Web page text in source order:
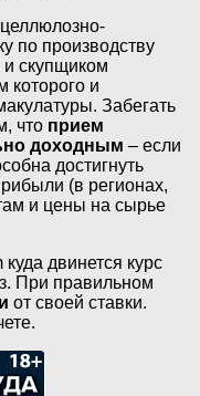
по производству
скупщиком
которого и
Забегать
что прием
доходным – если
достигнуть
(в регионах,
и цены на сырье
двинется курс
При правильном
от своей ставки.